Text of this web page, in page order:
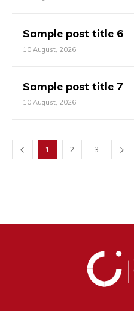
Sample post title 6
10 August, 2026
Sample post title 7
10 August, 2026
1 2 3